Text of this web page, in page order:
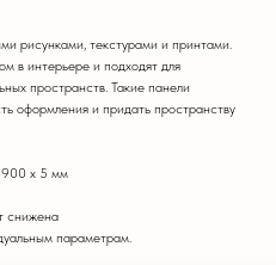
рисунками, текстурами и принтами.
в интерьере и подходят для
пространств. Такие панели
оформления и придать пространству
х 5 мм
снижена
параметрам.